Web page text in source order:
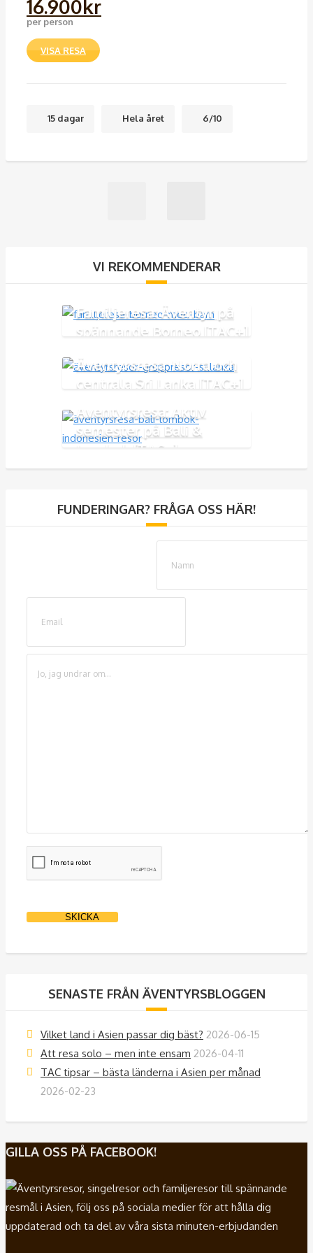
16.900kr
per person
VISA RESA
15 dagar Hela året 6/10
VI REKOMMENDERAR
Familjeresa: Äventyr på
spännande Borneo [TAC+]
Äventyrsresa: Norra och
centrala Sri Lanka [TAC+]
Äventyrsresa: Aktiv
semester på Bali &
Lombok [TAC+]
FUNDERINGAR? FRÅGA OSS HÄR!
SENASTE FRÅN ÄVENTYRSBLOGGEN
Vilket land i Asien passar dig bäst? 2026-06-15
Att resa solo – men inte ensam 2026-04-11
TAC tipsar – bästa länderna i Asien per månad
2026-02-23
GILLA OSS PÅ FACEBOOK!